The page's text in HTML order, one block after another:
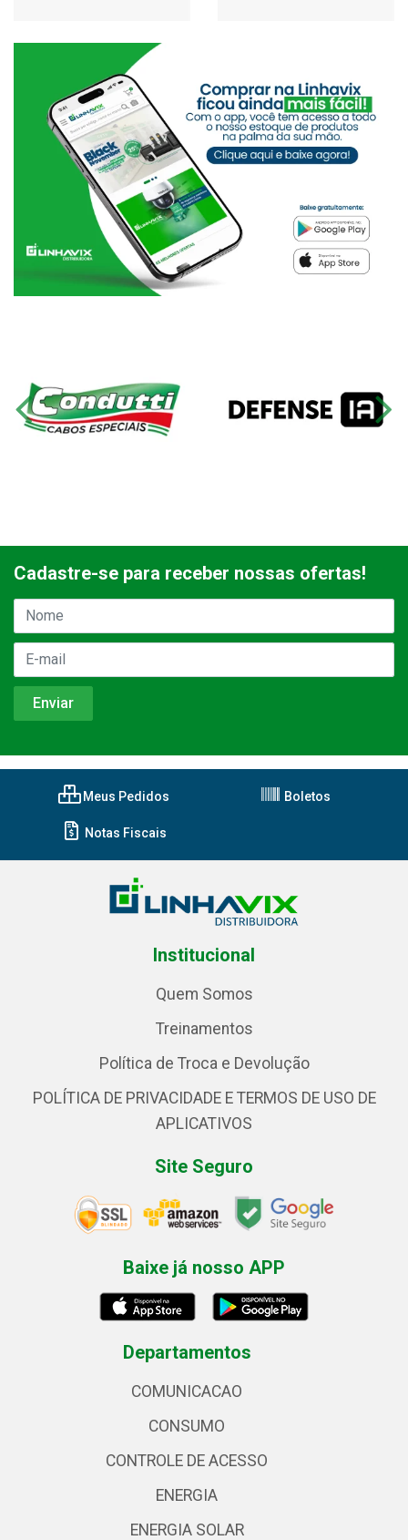
Cadastre-se para receber nossas ofertas!
Meus Pedidos Boletos
Notas Fiscais
Institucional
Quem Somos
Treinamentos
Política de Troca e Devolução
POLÍTICA DE PRIVACIDADE E TERMOS DE USO DE
APLICATIVOS
Site Seguro
Baixe já nosso APP
Departamentos
COMUNICACAO
CONSUMO
CONTROLE DE ACESSO
ENERGIA
ENERGIA SOLAR